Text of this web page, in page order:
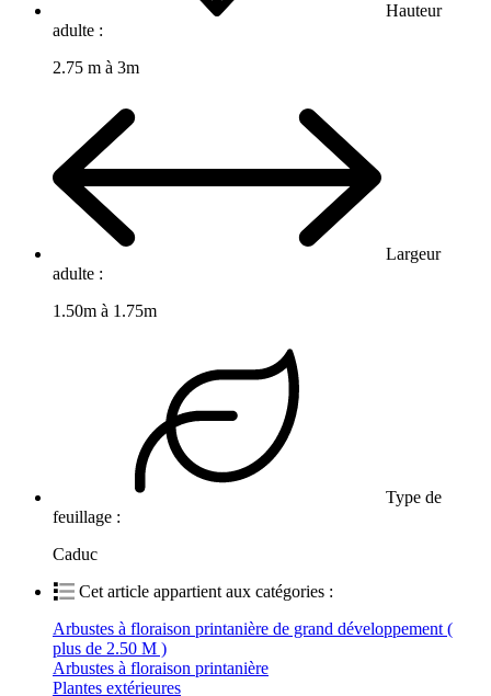
Hauteur
adulte :
2.75 m à 3m
Largeur
adulte :
1.50m à 1.75m
Type de
feuillage :
Caduc
Cet article appartient aux catégories :
Arbustes à floraison printanière de grand développement (
plus de 2.50 M )
Arbustes à floraison printanière
Plantes extérieures